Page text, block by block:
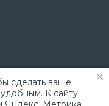
cдeлaть вaшe
К caйту